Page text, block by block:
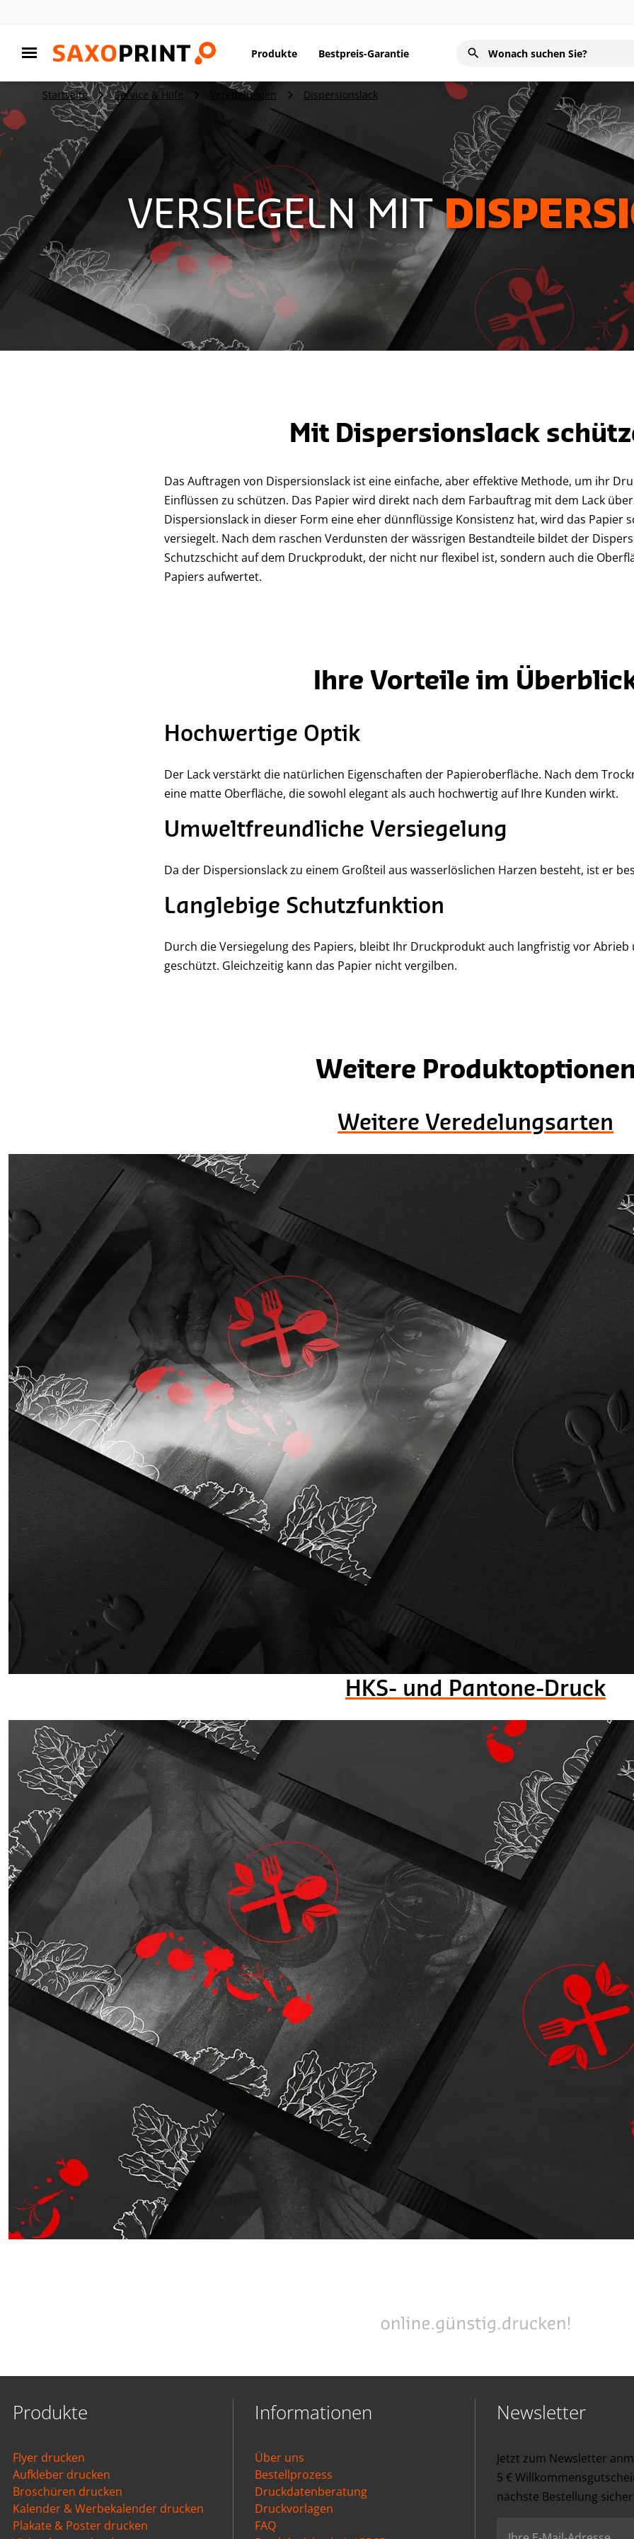
Produkte Bestpreis-Garantie
Startseite Service & Hilfe Veredelungen Dispersionslack
VERSIEGELN MIT
Mit Dispersionslack
Das Auftragen von Dispersionslack ist eine einfache, aber effektive Methode, um ihr
Einflüssen zu schützen. Das Papier wird direkt nach dem Farbauftrag mit dem Lack
Dispersionslack in dieser Form eine eher dünnflüssige Konsistenz hat, wird das Papier
versiegelt. Nach dem raschen Verdunsten der wässrigen Bestandteile bildet der
Schutzschicht auf dem Druckprodukt, der nicht nur flexibel ist, sondern auch die
Papiers aufwertet.
Ihre Vorteile im
Hochwertige Optik
Der Lack verstärkt die natürlichen Eigenschaften der Papieroberfläche. Nach dem
eine matte Oberfläche, die sowohl elegant als auch hochwertig auf Ihre Kunden wirkt.
Umweltfreundliche Versiegelung
Da der Dispersionslack zu einem Großteil aus wasserlöslichen Harzen besteht, ist er
Langlebige Schutzfunktion
Durch die Versiegelung des Papiers, bleibt Ihr Druckprodukt auch langfristig vor
geschützt. Gleichzeitig kann das Papier nicht vergilben.
Weitere
Weitere Veredelungsarten
HKS- und Pantone-Druck
Produkte
Flyer drucken
Aufkleber drucken
Broschüren drucken
Kalender & Werbekalender drucken
Plakate & Poster drucken
Informationen
Über uns
Bestellprozess
Druckdatenberatung
Druckvorlagen
FAQ
Newsletter
Jetzt zum Newsletter
5 €
nächste Bestellung